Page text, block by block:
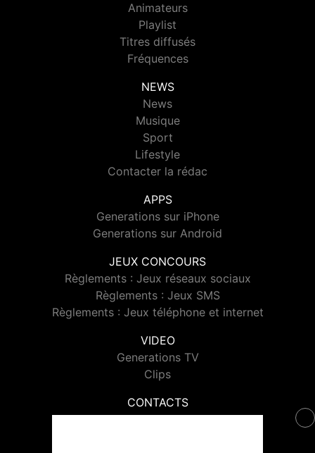
Animateurs
Playlist
Titres diffusés
Fréquences
NEWS
News
Musique
Sport
Lifestyle
Contacter la rédac
APPS
Generations sur iPhone
Generations sur Android
JEUX CONCOURS
Règlements : Jeux réseaux sociaux
Règlements : Jeux SMS
Règlements : Jeux téléphone et internet
VIDEO
Generations TV
Clips
CONTACTS
Contacter Generations